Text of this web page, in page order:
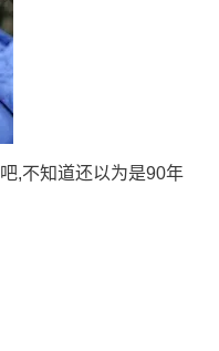
,不知道还以为是90年